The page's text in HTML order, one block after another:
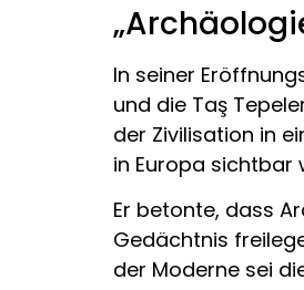
In seiner
und die Taş
der Zivilisation in
in Europa sichtbar
Er betonte, dass
Gedächtnis
der Moderne sei